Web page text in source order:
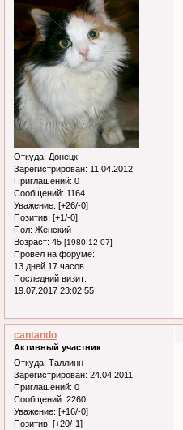
Откуда: Донецк
Зарегистрирован: 11.04.2012
Приглашений: 0
Сообщений: 1164
Уважение: [+26/-0]
Позитив: [+1/-0]
Пол: Женский
Возраст: 45 [1980-12-07]
Провел на форуме:
13 дней 17 часов
Последний визит:
19.07.2017 23:02:55
cantando
Активный участник
Откуда: Таллинн
Зарегистрирован: 24.04.2011
Приглашений: 0
Сообщений: 2260
Уважение: [+16/-0]
Позитив: [+20/-1]